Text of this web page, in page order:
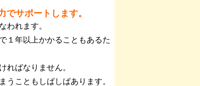
サポートします。
われます。
１年以上かかることもあるた
ればなりません。
うこともしばしばあります。